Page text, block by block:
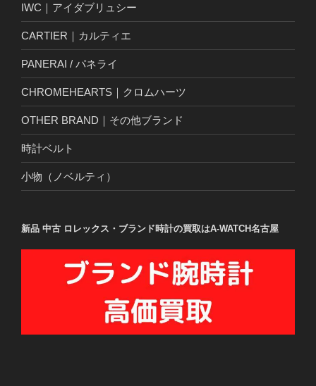
IWC｜アイダブリュシー
CARTIER｜カルティエ
PANERAI / パネライ
CHROMEHEARTS｜クロムハーツ
OTHER BRAND｜その他ブランド
時計ベルト
小物（ノベルティ）
新品 中古 ロレックス・ブランド時計の買取はA-WATCH名古屋